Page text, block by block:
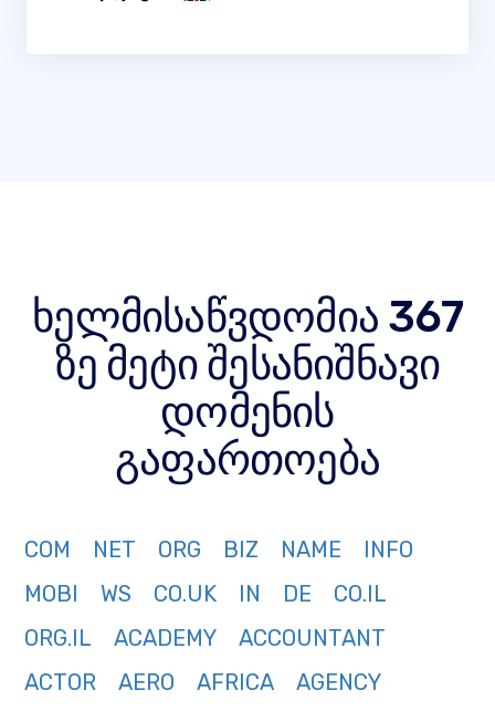
ხელმისაწვდომია 367
ზე მეტი შესანიშნავი
დომენის
გაფართოება
COM NET ORG BIZ NAME
INFO
MOBI
WS CO.UK IN DE
CO.IL
ORG.IL
ACADEMY
ACCOUNTANT
ACTOR
AERO AFRICA
AGENCY